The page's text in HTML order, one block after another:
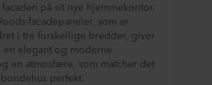
på sit nye hjemmekontor.
facadepaneler, som er
i tre forskellige bredder, giver
elegant og moderne
en atmosfære, som matcher det
perfekt.